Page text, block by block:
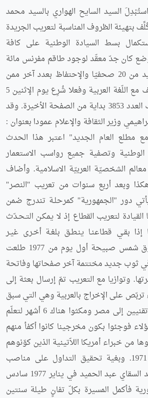
السيد السايح الهواري بالسيد محمد
بتهيئة الظروف المناسبة لتعريب الجريدة
بسط السيادة الوطنية على كافة
كان جدّ معقّد لوجود طاقم مفرنس مائة
بالمائة تم تسريح أزيد من 20 صحفيّا والإحتفاظ بعدد آخر ممن
كان قادرا على التكيّف مع اللّغة العربية وفعلا شُرِع يوم الإثنين 5
يناير 1976 في تعريب العدد 3853 بداية من الصفحة الأخيرة. وقد
وزير الثقافة والإعلام عمودا بعنوان :
مطلع العام الجديد" اعتبر هذا الحدث
الوطنية وتصفية جميع رواسب الاستعمار
الشخصيّة العربيّة الاسلامية. وأضاف
وبعد أربع سنوات من تعريب "النصر"
دور "الجمهورية" كمرحلـة تندرج ضمن
لتعريب القطاع إذ لا يمكـن التـحـدّث
بقـي قطاعنـا ينـطـق بلغـة أخـرى غيـر
العربية...". ومع شروق شمس صبيحة أول يوم من 1977 طلعت
في ثوب جديد مختتمة آخر صفحاتها وفاتحة
وتوازيا مع التعريب تمّ إرسال بعثة إلى
على الإخراج بالعربية وهي التي سبق
لها وأن أرسلت عدة تقنيين إلى مصر ومكثوا هناك 6 أشهر لتعلّم
فوجئوا بكون مخرجينا كانوا أكفأ منهم
من خبراء أمريكا اللاّتينية الذين كوّنوهم
بـ "لاريبوبليك" في 1971. وبغية تحقيق التداول على مناصب
المسؤولية عُيِّنَ السيد السقاي عبد الحميد في يناير 1977 سادس
فأكمل المسيرة بكلّ تفانٍ طيلة سنتين